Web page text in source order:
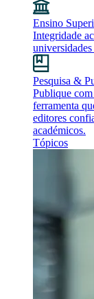
Ensino
Integridade
Pesquisa &
Publique com
ferramenta
editores
académicos.
Tópicos